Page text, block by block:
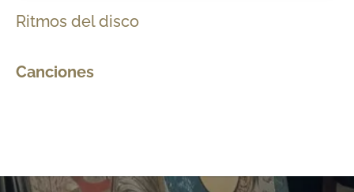
Ritmos del disco
Canciones